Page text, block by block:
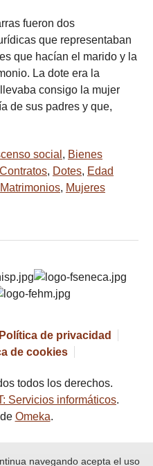
fueron dos
que representaban
que hacían el marido y la
La dote era la
consigo la mujer
de sus padres y que,
social , Bienes
Contratos, Dotes, Edad
Matrimonios, Mujeres
Política de privacidad
de cookies
todos los derechos.
Servicios informáticos.
Omeka.
navegando acepta el uso